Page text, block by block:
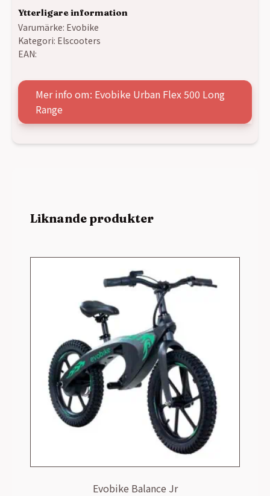
Ytterligare information
Varumärke: Evobike
Kategori: Elscooters
EAN:
Mer info om: Evobike Urban Flex 500 Long
Range
Liknande produkter
Evobike Balance Jr